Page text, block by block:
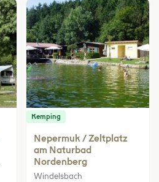
Kemping
Nepermuk / Zeltplatz
am Naturbad
Nordenberg
Windelsbach